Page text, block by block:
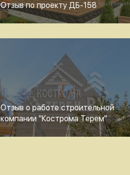
Отзыв по проекту ДБ-158
Отзыв о работе строительной
компании "Кострома Терем"